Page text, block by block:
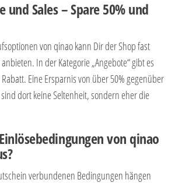
und Sales – Spare 50% und
von qinao kann Dir der Shop fast
In der Kategorie „Angebote“ gibt es
Eine Ersparnis von über 50% gegenüber
dort keine Seltenheit, sondern eher die
von qinao
verbundenen Bedingungen hängen